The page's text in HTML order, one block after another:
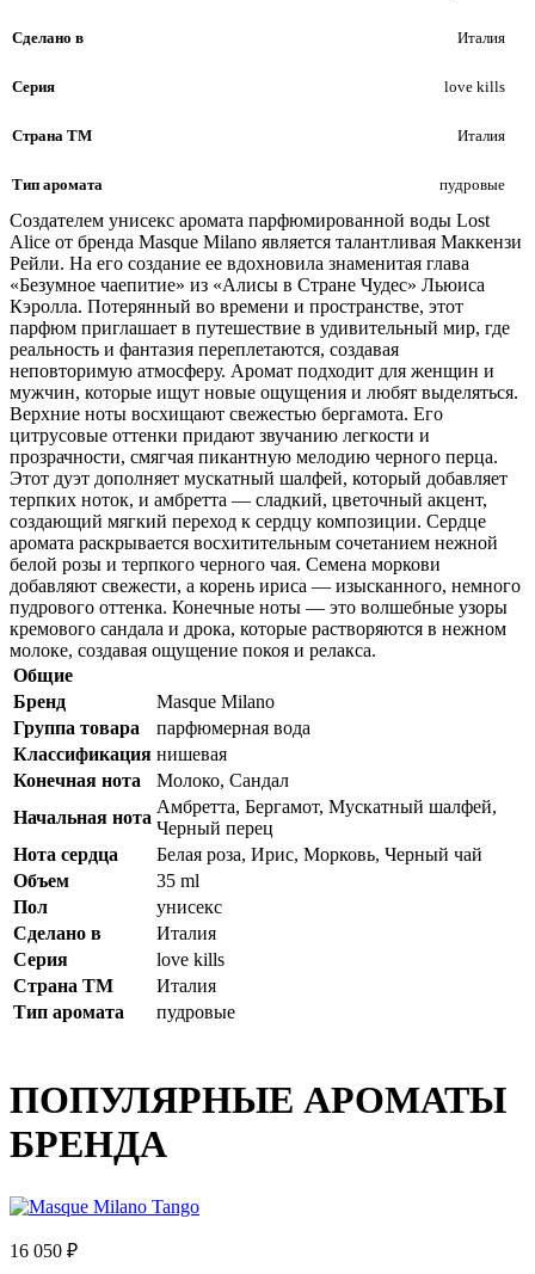
Сделано в Италия
Серия love kills
Страна ТМ Италия
Тип аромата пудровые
Создателем унисекс аромата парфюмированной воды Lost
Alice от бренда Masque Milano является талантливая Маккензи
Рейли. На его создание ее вдохновила знаменитая глава
«Безумное чаепитие» из «Алисы в Стране Чудес» Льюиса
Кэролла. Потерянный во времени и пространстве, этот
парфюм приглашает в путешествие в удивительный мир, где
реальность и фантазия переплетаются, создавая
неповторимую атмосферу. Аромат подходит для женщин и
мужчин, которые ищут новые ощущения и любят выделяться.
Верхние ноты восхищают свежестью бергамота. Его
цитрусовые оттенки придают звучанию легкости и
прозрачности, смягчая пикантную мелодию черного перца.
Этот дуэт дополняет мускатный шалфей, который добавляет
терпких ноток, и амбретта — сладкий, цветочный акцент,
создающий мягкий переход к сердцу композиции. Сердце
аромата раскрывается восхитительным сочетанием нежной
белой розы и терпкого черного чая. Семена моркови
добавляют свежести, а корень ириса — изысканного, немного
пудрового оттенка. Конечные ноты — это волшебные узоры
кремового сандала и дрока, которые растворяются в нежном
молоке, создавая ощущение покоя и релакса.
Общие
Бренд
Masque Milano
Группа товара
парфюмерная вода
Классификация нишевая
Конечная нота
Молоко, Сандал
Начальная нота
Амбретта, Бергамот, Мускатный шалфей,
Черный перец
Нота сердца
Белая роза, Ирис, Морковь, Черный чай
Объем
35 ml
Пол
унисекс
Сделано в
Италия
Серия
love kills
Страна ТМ
Италия
Тип аромата
пудровые
ПОПУЛЯРНЫЕ АРОМАТЫ
БРЕНДА
16 050 ₽